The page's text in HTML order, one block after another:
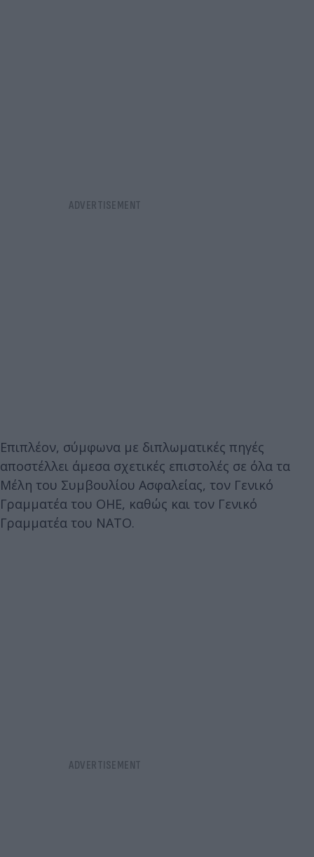
Επιπλέον, σύμφωνα με διπλωματικές πηγές
αποστέλλει άμεσα σχετικές επιστολές σε όλα τα
Μέλη του Συμβουλίου Ασφαλείας, τον Γενικό
Γραμματέα του ΟΗΕ, καθώς και τον Γενικό
Γραμματέα του ΝΑΤΟ.